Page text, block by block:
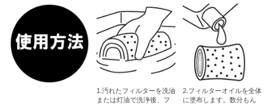
1.汚れたフィルターを洗油
または灯油で洗浄後、フ
2.フィルターオイルを全体
に塗布します。数分もん